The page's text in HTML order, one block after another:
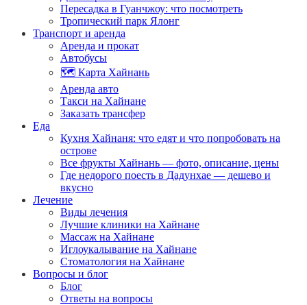
Пересадка в Гуанчжоу: что посмотреть
Тропический парк Ялонг
Транспорт и аренда
Аренда и прокат
Автобусы
🗺️ Карта Хайнань
Аренда авто
Такси на Хайнане
Заказать трансфер
Еда
Кухня Хайнаня: что едят и что попробовать на
острове
Все фрукты Хайнань — фото, описание, цены
Где недорого поесть в Дадунхае — дешево и
вкусно
Лечение
Виды лечения
Лучшие клиники на Хайнане
Массаж на Хайнане
Иглоукалывание на Хайнане
Стоматология на Хайнане
Вопросы и блог
Блог
Ответы на вопросы